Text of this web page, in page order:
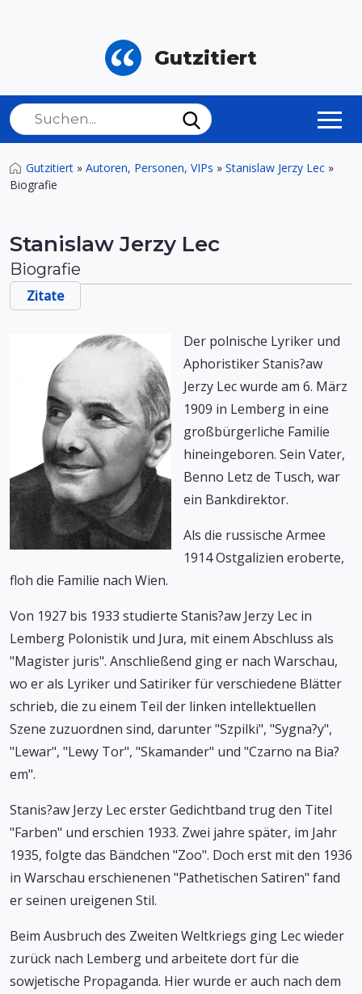
Gutzitiert
Gutzitiert » Autoren, Personen, VIPs » Stanislaw Jerzy Lec »
Biografie
Stanislaw Jerzy Lec
Biografie
Zitate
Der polnische Lyriker und
Aphoristiker Stanis?aw
Jerzy Lec wurde am 6. März
1909 in Lemberg in eine
großbürgerliche Familie
hineingeboren. Sein Vater,
Benno Letz de Tusch, war
ein Bankdirektor.
Als die russische Armee
1914 Ostgalizien eroberte,
floh die Familie nach Wien.
Von 1927 bis 1933 studierte Stanis?aw Jerzy Lec in
Lemberg Polonistik und Jura, mit einem Abschluss als
"Magister juris". Anschließend ging er nach Warschau,
wo er als Lyriker und Satiriker für verschiedene Blätter
schrieb, die zu einem Teil der linken intellektuellen
Szene zuzuordnen sind, darunter "Szpilki", "Sygna?y",
"Lewar", "Lewy Tor", "Skamander" und "Czarno na Bia?
em".
Stanis?aw Jerzy Lec erster Gedichtband trug den Titel
"Farben" und erschien 1933. Zwei jahre später, im Jahr
1935, folgte das Bändchen "Zoo". Doch erst mit den 1936
in Warschau erschienenen "Pathetischen Satiren" fand
er seinen ureigenen Stil.
Beim Ausbruch des Zweiten Weltkriegs ging Lec wieder
zurück nach Lemberg und arbeitete dort für die
sowjetische Propaganda. Hier wurde er auch nach dem